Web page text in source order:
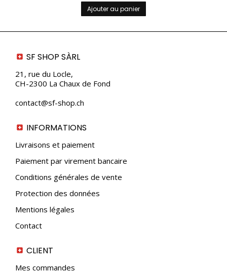
Ajouter au panier
SF SHOP SÀRL
21, rue du Locle,
CH-2300 La Chaux de Fond
contact@sf-shop.ch
INFORMATIONS
Livraisons et paiement
Paiement par virement bancaire
Conditions générales de vente
Protection des données
Mentions légales
Contact
CLIENT
Mes commandes